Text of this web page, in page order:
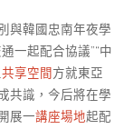
與韓國忠南年夜學
一起配合協議”“中
共享空間方就東亞
共識，今后將在學
展一講座場地起配